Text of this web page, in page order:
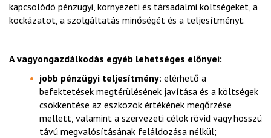
kapcsolódó pénzügyi, környezeti és társadalmi költségeket, a
kockázatot, a szolgáltatás minőségét és a teljesítményt.
A vagyongazdálkodás egyéb lehetséges előnyei:
jobb pénzügyi teljesítmény: elérhető a
befektetések megtérülésének javítása és a költségek
csökkentése az eszközök értékének megőrzése
mellett, valamint a szervezeti célok rövid vagy hosszú
távú megvalósításának feláldozása nélkül;